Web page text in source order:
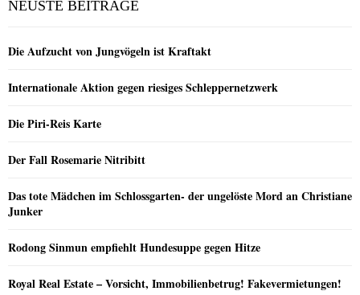
NEUSTE BEITRÄGE
Die Aufzucht von Jungvögeln ist Kraftakt
Internationale Aktion gegen riesiges Schleppernetzwerk
Die Piri-Reis Karte
Der Fall Rosemarie Nitribitt
Das tote Mädchen im Schlossgarten- der ungelöste Mord an Christiane
Junker
Rodong Sinmun empfiehlt Hundesuppe gegen Hitze
Royal Real Estate – Vorsicht, Immobilienbetrug! Fakevermietungen!